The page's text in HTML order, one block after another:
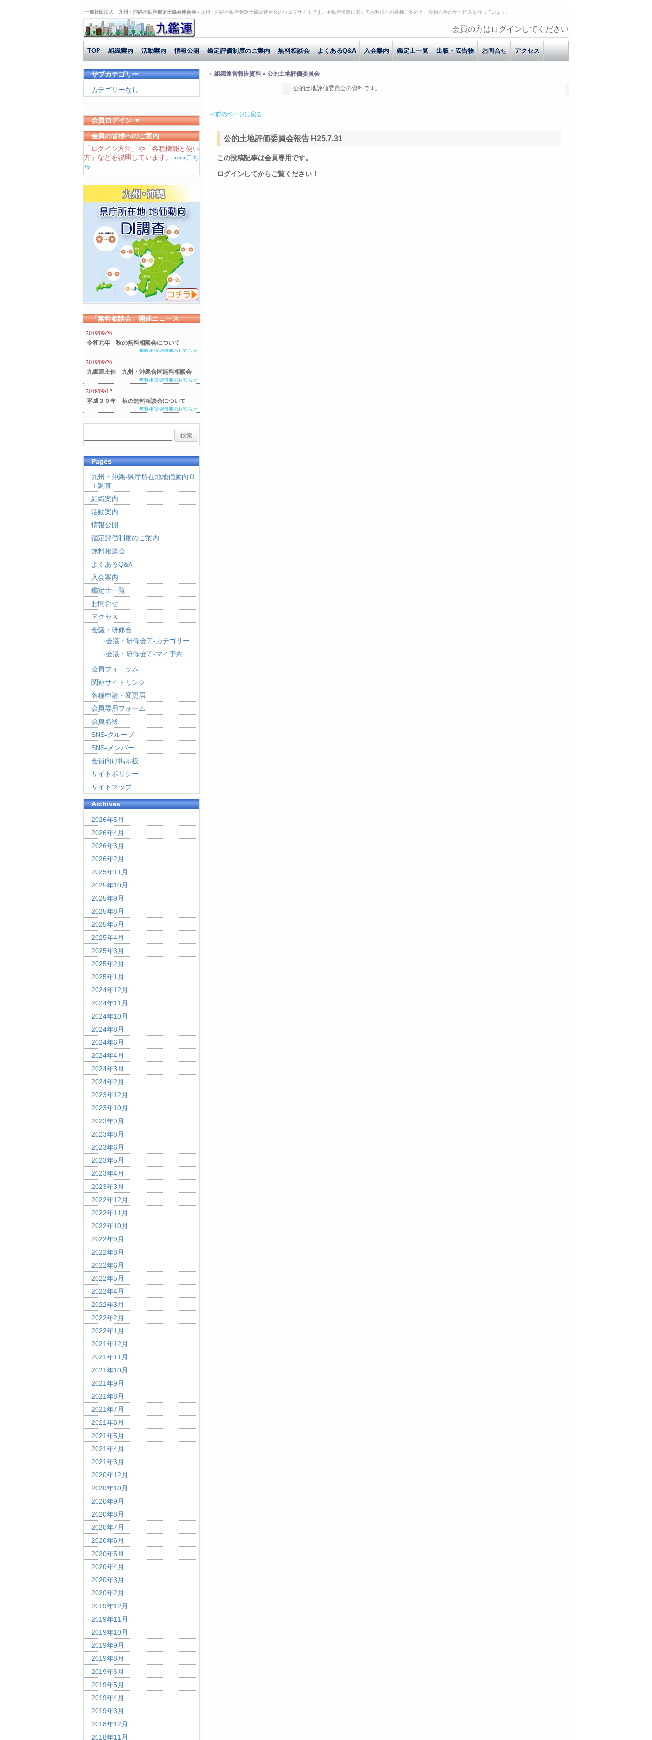
一般社団法人 九州・沖縄不動産鑑定士協会連合会 - 九州・沖縄不動産鑑定士協会連合会のウェブサイトです。不動産鑑定に関するお客様への各種ご案内と、会員の為のサービスを行っています。
会員の方はログインしてください
TOP 組織案内 活動案内 情報公開 鑑定評価制度のご案内 無料相談会 よくあるQ&A 入会案内 鑑定士一覧 出版・広告物 お問合せ アクセス
» 組織運営報告資料 » 公的土地評価委員会
公的土地評価委員会の資料です。
≪前のページに戻る
公的土地評価委員会報告 H25.7.31
この投稿記事は会員専用です。
ログインしてからご覧ください！
サブカテゴリー
カテゴリーなし
会員ログイン ▼
ユーザーID
パスワード
会員の皆様へのご案内
「ログイン方法」や「各種機能と使い
方」などを説明しています。 »»»こち
ら
「無料相談会」開催ニュース
2019/09/26
令和元年 秋の無料相談会について
無料相談会開催のお知らせ
2019/09/26
九鑑連主催 九州・沖縄合同無料相談会
のご案内
無料相談会開催のお知らせ
2018/09/12
平成３０年 秋の無料相談会について
無料相談会開催のお知らせ
Pages
九州・沖縄-県庁所在地地価動向Ｄ
Ｉ調査
組織案内
活動案内
情報公開
鑑定評価制度のご案内
無料相談会
よくあるQ&A
入会案内
鑑定士一覧
お問合せ
アクセス
会議・研修会
会議・研修会等-カテゴリー
会議・研修会等-マイ予約
会員フォーラム
関連サイトリンク
各種申請・変更届
会員専用フォーム
会員名簿
SNS-グループ
SNS-メンバー
会員向け掲示板
サイトポリシー
サイトマップ
Archives
2026年5月
2026年4月
2026年3月
2026年2月
2025年11月
2025年10月
2025年9月
2025年8月
2025年5月
2025年4月
2025年3月
2025年2月
2025年1月
2024年12月
2024年11月
2024年10月
2024年8月
2024年6月
2024年4月
2024年3月
2024年2月
2023年12月
2023年10月
2023年9月
2023年8月
2023年6月
2023年5月
2023年4月
2023年3月
2022年12月
2022年11月
2022年10月
2022年9月
2022年8月
2022年6月
2022年5月
2022年4月
2022年3月
2022年2月
2022年1月
2021年12月
2021年11月
2021年10月
2021年9月
2021年8月
2021年7月
2021年6月
2021年5月
2021年4月
2021年3月
2020年12月
2020年10月
2020年9月
2020年8月
2020年7月
2020年6月
2020年5月
2020年4月
2020年3月
2020年2月
2019年12月
2019年11月
2019年10月
2019年9月
2019年8月
2019年6月
2019年5月
2019年4月
2019年3月
2018年12月
2018年11月